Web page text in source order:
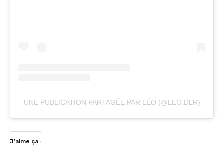
UNE PUBLICATION PARTAGÉE PAR LÉO (@LEO.DLR)
J’aime ça :